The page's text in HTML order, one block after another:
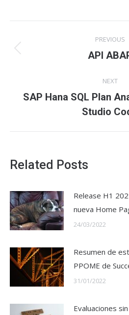
navigation
PREVIOUS
API
NEXT
Next
post:
SAP Hana SQL Plan
Studio
Related Posts
Release H1
nueva Home
24/03/2022
Resumen de
PPOME de
31/01/2022
Evaluaciones